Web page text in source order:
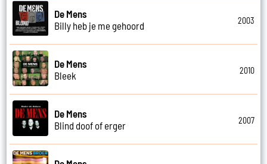
De Mens
Billy heb je me gehoord
2003
De Mens
Bleek
2010
De Mens
Blind doof of erger
2007